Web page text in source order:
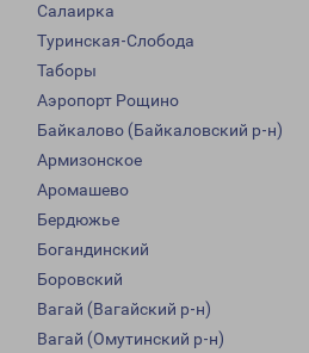
Салаирка
Туринская-Слобода
Таборы
Аэропорт Рощино
Байкалово (Байкаловский р-н)
Армизонское
Аромашево
Бердюжье
Богандинский
Боровский
Вагай (Вагайский р-н)
Вагай (Омутинский р-н)